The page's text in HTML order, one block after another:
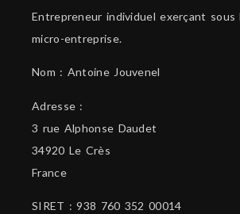
Entrepreneur individuel exerçant sous
micro-entreprise.
Nom : Antoine Jouvenel
Adresse :
3 rue Alphonse Daudet
34920 Le Crès
France
SIRET : 938 760 352 00014